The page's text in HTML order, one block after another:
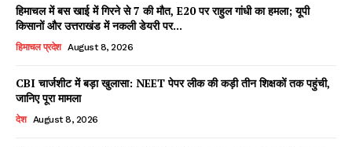
Facebook
X WhatsApp
हिमाचल में बस खाई में गिरने से 7 की मौत, E20 पर राहुल गांधी का हमला; यूपी
किसानों और उत्तराखंड में नकली डेयरी पर...
हिमाचल प्रदेश August 8, 2026
CBI चार्जशीट में बड़ा खुलासा: NEET पेपर लीक की कड़ी तीन शिक्षकों तक पहुंची,
जानिए पूरा मामला
देश August 8, 2026